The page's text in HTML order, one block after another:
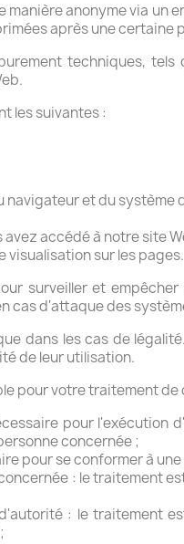
anonyme via
après une certaine
techniques,
les suivantes :
et du système
accédé à notre site
visualisation sur les pages.
surveiller et
cas d'attaque des
dans les cas de
de leur utilisation.
pour votre traitement de
pour l'exécution
concernée ;
pour se conformer à
: le traitement
: le traitement